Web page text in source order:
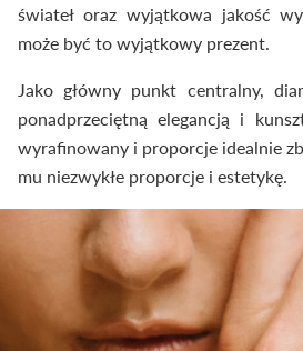
świateł oraz wyjątkowa jakość
może być to wyjątkowy prezent.
Jako główny punkt centralny,
ponadprzeciętną elegancją i
wyrafinowany i proporcje idealnie
mu niezwykłe proporcje i estetykę.